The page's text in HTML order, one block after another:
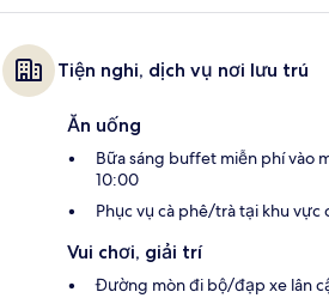
Tiện nghi, dịch vụ nơi lưu trú
Ăn uống
Bữa sáng buffet miễn phí vào
10:00
Phục vụ cà phê/trà tại khu vực
Vui chơi, giải trí
Đường mòn đi bộ/đạp xe lân